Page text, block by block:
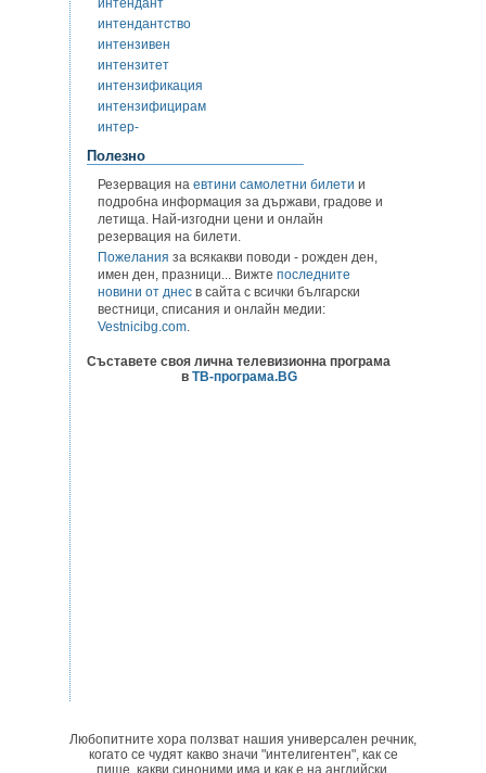
интендант
интендантство
интензивен
интензитет
интензификация
интензифицирам
интер-
Полезно
Резервация на евтини самолетни билети и
подробна информация за държави, градове и
летища. Най-изгодни цени и онлайн
резервация на билети.
Пожелания за всякакви поводи - рожден ден,
имен ден, празници... Вижте последните
новини от днес в сайта с всички български
вестници, списания и онлайн медии:
Vestnicibg.com.
Съставете своя лична телевизионна програма
в ТВ-програма.BG
Любопитните хора ползват нашия универсален речник,
когато се чудят какво значи "интелигентен", как се